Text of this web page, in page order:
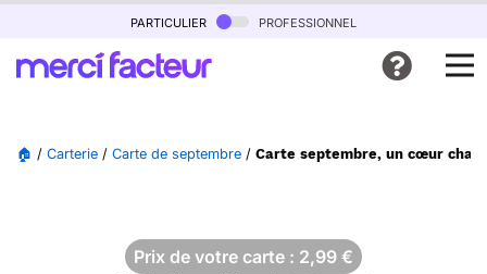
particulier professionnel
🏠 / Carterie / Carte de septembre / Carte septembre, un cœur
Prix de votre carte : 2,99 €